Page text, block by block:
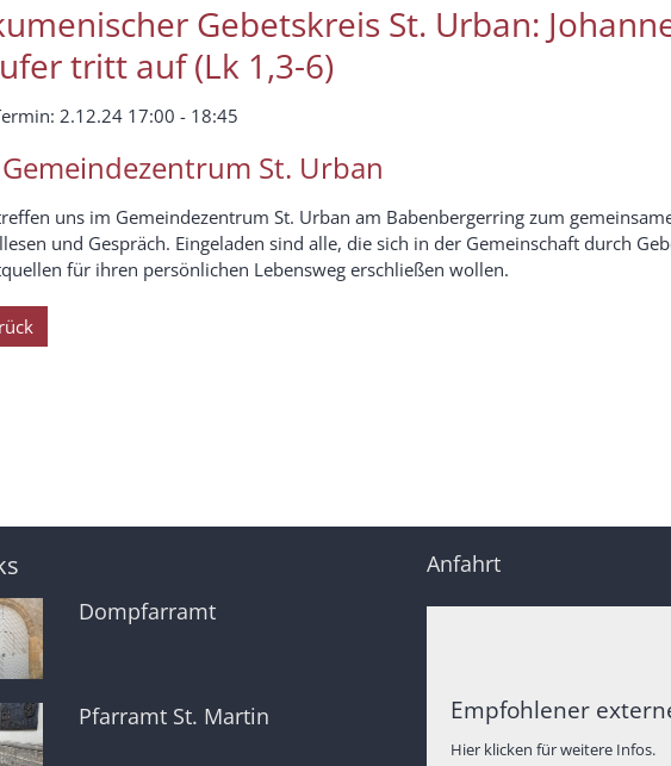
Gebetskreis St. Urban:
tritt auf (Lk 1,3-6)
2.12.24 17:00 - 18:45
St. Urban
uns im Gemeindezentrum St. Urban am Babenbergerring zum
und Gespräch. Eingeladen sind alle, die sich in der Gemeinschaft durch
für ihren persönlichen Lebensweg erschließen wollen.
Dompfarramt
Pfarramt St. Martin
Anfahrt
Empfohlener
Hier klicken für weitere Infos.